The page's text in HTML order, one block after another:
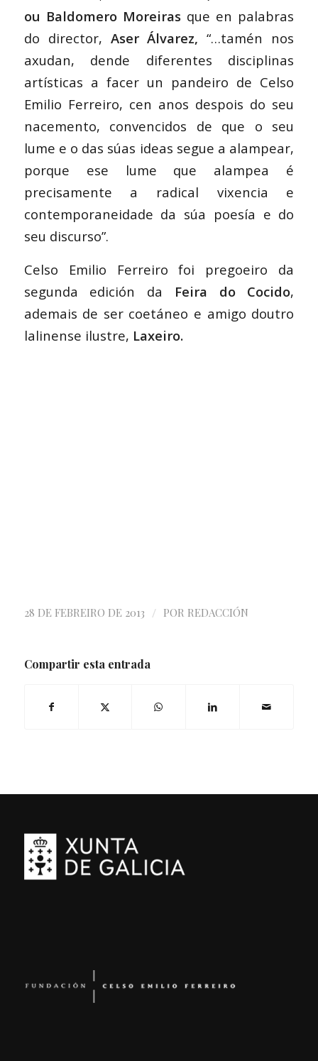
ou Baldomero Moreirasque en palabras
do director, Aser Álvarez, “…tamén nos
axudan, dende diferentes disciplinas
artísticas a facer un pandeiro de Celso
Emilio Ferreiro, cen anos despois do seu
nacemento, convencidos de que o seu
lume e o das súas ideas segue a alampear,
porque ese lume que alampea é
precisamente a radical vixencia e
contemporaneidade da súa poesía e do
seu discurso”.
Celso Emilio Ferreiro foi pregoeiro da
segunda edición da Feira do Cocido,
ademais de ser coetáneo e amigo doutro
lalinense ilustre, Laxeiro.
28 DE FEBREIRO DE 2013 / POR REDACCIÓN
Compartir esta entrada